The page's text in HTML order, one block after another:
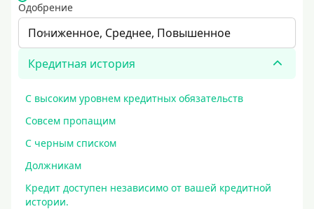
Одобрение
Пониженное, Среднее, Повышенное
Кредитная история
С высоким уровнем кредитных обязательств
Совсем пропащим
С черным списком
Должникам
Кредит доступен независимо от вашей кредитной
истории.